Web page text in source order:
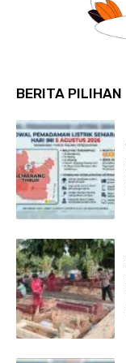
BERITA PILIHAN